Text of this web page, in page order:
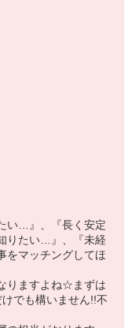
い…』、『長く安定
りたい…』、『未経
をマッチングしてほ
りますよね☆まずは
でも構いません!!不